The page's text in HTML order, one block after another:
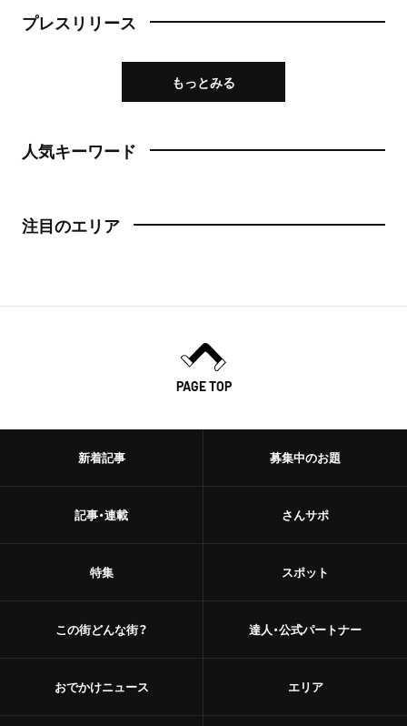
プレスリリース
もっとみる
人気キーワード
注目のエリア
PAGE TOP
新着記事
記事・連載
特集
この街どんな街？
おでかけニュース
募集中のお題
さんサポ
スポット
達人・公式パートナー
エリア